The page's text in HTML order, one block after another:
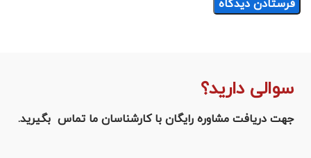
سوالی دارید؟
جهت دریافت مشاوره رایگان با کارشناسان ما تماس بگیرید.